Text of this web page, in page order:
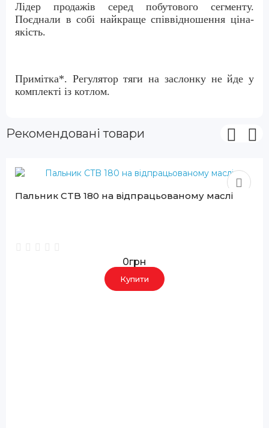
Лідер продажів серед побутового сегменту.
Поєднали в собі найкраще співвідношення ціна-
якість.
Примітка*. Регулятор тяги на заслонку не йде у
комплекті із котлом.
Рекомендовані товари
Пальник CTB 180 на відпрацьованому маслі
0грн
Купити